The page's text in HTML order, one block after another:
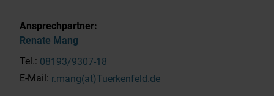
Ansprechpartner:
Renate Mang
Tel.: 08193/9307-18
E-Mail: r.mang(at)Tuerkenfeld.de